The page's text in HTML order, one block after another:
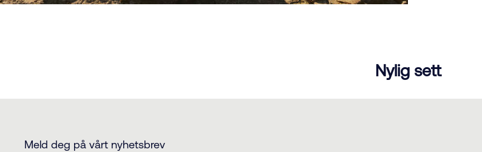
Nylig sett
Meld deg på vårt nyhetsbrev